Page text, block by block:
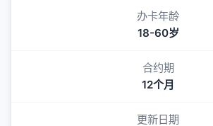
办卡年龄
18-60岁
合约期
12个月
更新日期